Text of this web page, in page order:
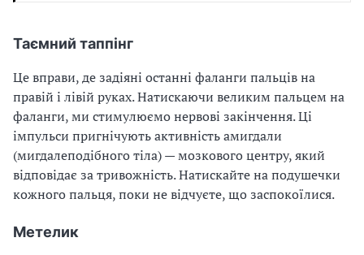
Таємний таппінг
Це вправи, де задіяні останні фаланги пальців на
правій і лівій руках. Натискаючи великим пальцем на
фаланги, ми стимулюємо нервові закінчення. Ці
імпульси пригнічують активність амигдали
(мигдалеподібного тіла) — мозкового центру, який
відповідає за тривожність. Натискайте на подушечки
кожного пальця, поки не відчуєте, що заспокоїлися.
Метелик